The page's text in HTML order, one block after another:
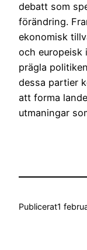
debatt som
förändring.
ekonomisk
och europeisk
prägla
dessa partier
att forma
utmaningar
Publicerat1